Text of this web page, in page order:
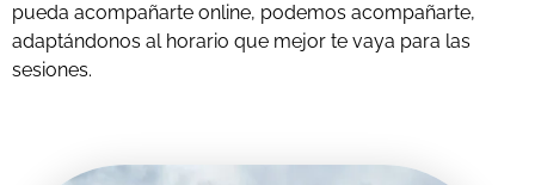
pueda acompañarte online, podemos acompañarte,
adaptándonos al horario que mejor te vaya para las
sesiones.